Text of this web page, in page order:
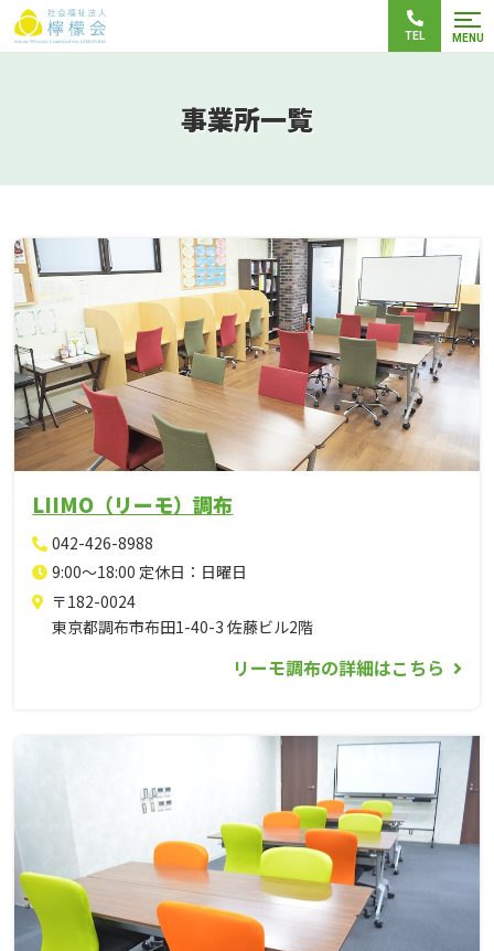
TEL MENU
事業所一覧
LIIMO（リーモ）調布
042-426-8988
9:00～18:00 定休日：日曜日
〒182-0024
東京都調布市布田1-40-3 佐藤ビル2階
リーモ調布の詳細はこちら